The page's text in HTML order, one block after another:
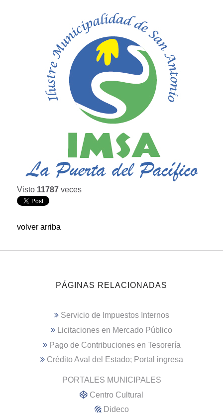
Visto 11787 veces
volver arriba
PÁGINAS RELACIONADAS
Servicio de Impuestos Internos
Licitaciones en Mercado Público
Pago de Contribuciones en Tesorería
Crédito Aval del Estado; Portal ingresa
PORTALES MUNICIPALES
Centro Cultural
Dideco